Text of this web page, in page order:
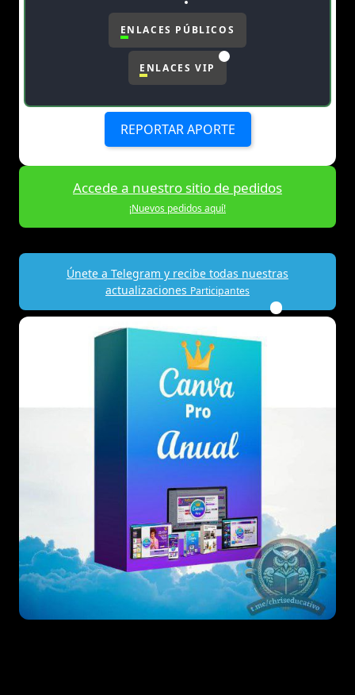
ENLACES PÚBLICOS
ENLACES VIP
REPORTAR APORTE
Accede a nuestro sitio de pedidos
¡Nuevos pedidos aquí!
Únete a Telegram y recibe todas nuestras
actualizaciones Participantes